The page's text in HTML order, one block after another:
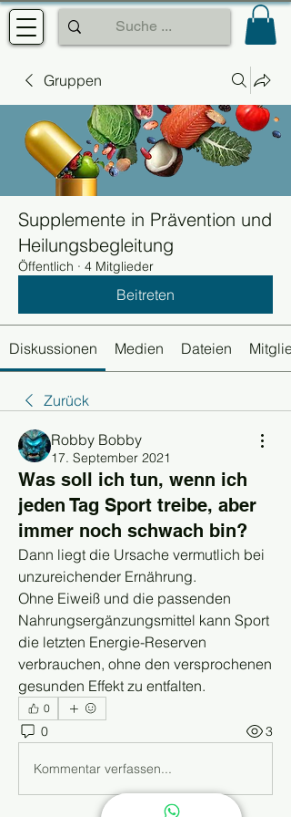
Gruppen
Supplemente in Prävention und
Heilungsbegleitung
Öffentlich · 4 Mitglieder
Beitreten
Diskussionen Medien Dateien
Zurück
Robby Bobby
17. September 2021
Was soll ich tun, wenn ich
jeden Tag Sport treibe, aber
immer noch schwach bin?
Dann liegt die Ursache vermutlich bei
unzureichender Ernährung.
Ohne Eiweiß und die passenden
Nahrungsergänzungsmittel kann Sport
die letzten Energie-Reserven
verbrauchen, ohne den versprochenen
gesunden Effekt zu entfalten.
0
0 3
Kommentar verfassen...